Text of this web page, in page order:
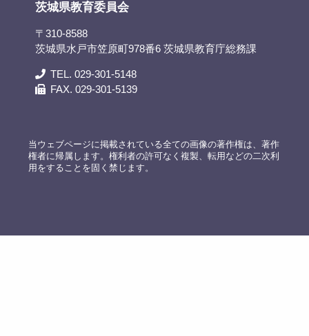
茨城県教育委員会
〒310-8588
茨城県水戸市笠原町978番6 茨城県教育庁総務課
TEL. 029-301-5148
FAX. 029-301-5139
当ウェブページに掲載されている全ての画像の著作権は、著作
権者に帰属します。権利者の許可なく複製、転用などの二次利
用をすることを固く禁じます。